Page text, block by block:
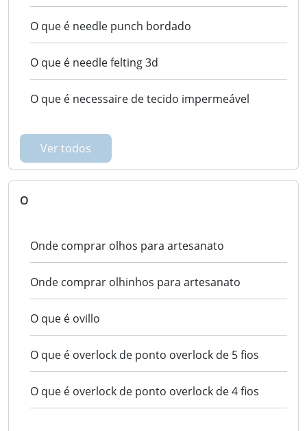
O que é needle punch bordado
O que é needle felting 3d
O que é necessaire de tecido impermeável
Ver todos
O
Onde comprar olhos para artesanato
Onde comprar olhinhos para artesanato
O que é ovillo
O que é overlock de ponto overlock de 5 fios
O que é overlock de ponto overlock de 4 fios